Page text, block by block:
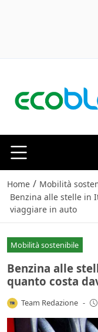
Home / Mobilità
Benzina alle stelle in
viaggiare in auto
Mobilità sostenibile
Benzina alle
quanto costa
Team Redazione -